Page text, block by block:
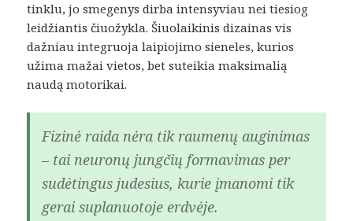
tinklu, jo smegenys dirba intensyviau nei tiesiog
leidžiantis čiuožykla. Šiuolaikinis dizainas vis
dažniau integruoja laipiojimo sieneles, kurios
užima mažai vietos, bet suteikia maksimalią
naudą motorikai.
Fizinė raida nėra tik raumenų auginimas
– tai neuronų jungčių formavimas per
sudėtingus judesius, kurie įmanomi tik
gerai suplanuotoje erdvėje.